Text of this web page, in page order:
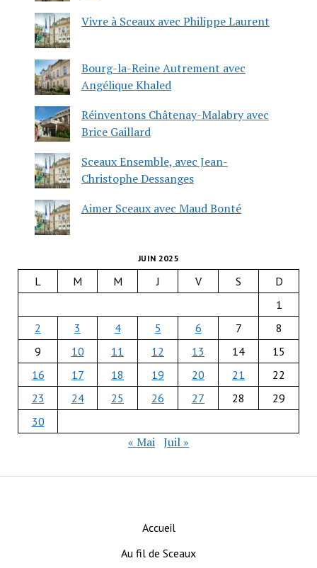
Vivre à Sceaux avec Philippe Laurent
Bourg-la-Reine Autrement avec
Angélique Khaled
Réinventons Châtenay-Malabry avec
Brice Gaillard
Sceaux Ensemble, avec Jean-
Christophe Dessanges
Aimer Sceaux avec Maud Bonté
JUIN 2025
L M M J V S
D
1
2
3 4 5 6 7
8
9
10 11 12 13 14
15
16
17 18 19 20 21
22
23
24 25 26 27 28
29
30
« Mai Juil »
Accueil
Au fil de Sceaux